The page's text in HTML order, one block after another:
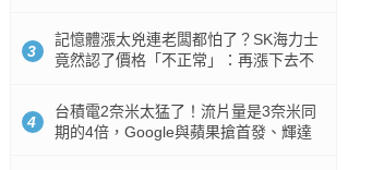
3
記憶體漲太兇連老闆都怕了？SK海力士
竟然認了價格「不正常」：再漲下去不
4
台積電2奈米太猛了！流片量是3奈米同
期的4倍，Google與蘋果搶首發、輝達